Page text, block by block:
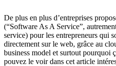
De plus en plus d’entreprises
(“Software As A Service”,
service) pour les entrepreneurs qui
directement sur le web, grâce au
business model et surtout pourquoi
pouvez le voir dans cet article